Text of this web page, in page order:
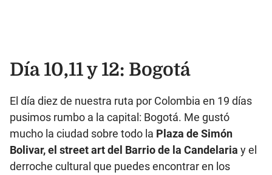
Día 10,11 y 12: Bogotá
El día diez de nuestra ruta por Colombia en 19 días
pusimos rumbo a la capital: Bogotá. Me gustó
mucho la ciudad sobre todo la Plaza de Simón
Bolivar, el street art del Barrio de la Candelaria y el
derroche cultural que puedes encontrar en los